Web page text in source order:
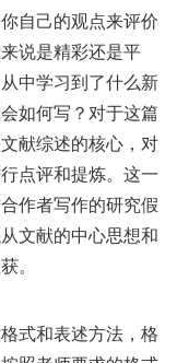
自己的观点来评价
说是精彩还是平
中学习到了什么新
如何写？对于这篇
献综述的核心，对
点评和提炼。这一
作者写作的研究假
文献的中心思想和
。
式和表述方法，格